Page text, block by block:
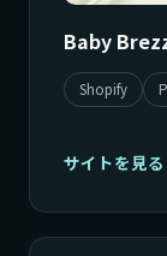
Baby
Shopify
サイトを見る